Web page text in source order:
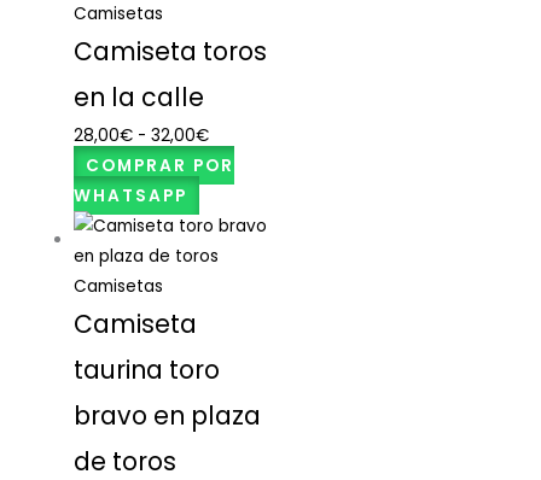
Camisetas
Camiseta toros
en la calle
28,00€ - 32,00€
COMPRAR POR
WHATSAPP
Camisetas
Camiseta
taurina toro
bravo en plaza
de toros